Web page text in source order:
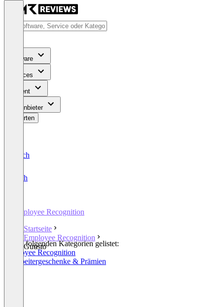
Software
Services
Content
Für Anbieter
Bewerten
Deutsch
English
Employee Recognition
Startseite
Employee Recognition
Guusto
In den folgenden Kategorien gelistet:
Employee Recognition
Mitarbeitergeschenke & Prämien